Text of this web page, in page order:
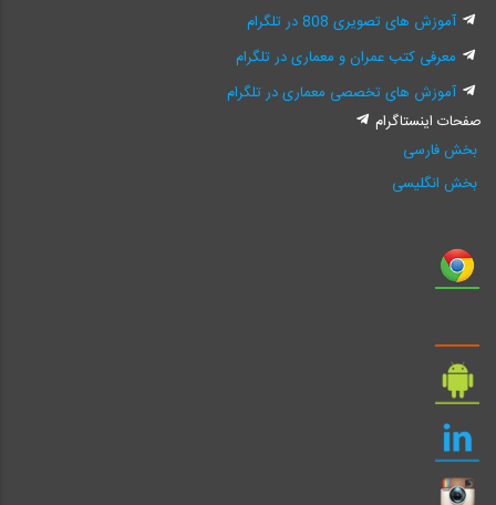
آموزش های تصویری 808 در تلگرام
معرفی کتب عمران و معماری در تلگرام
آموزش های تخصصی معماری در تلگرام
صفحات اینستاگرام
بخش فارسی
بخش انگلیسی